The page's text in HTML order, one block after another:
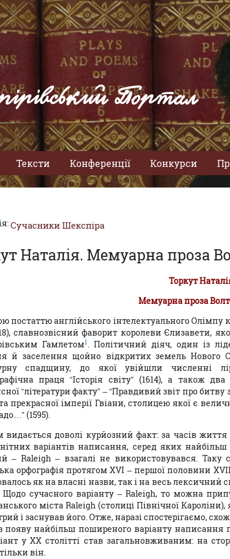
Портал
Тексти Конференції Конкурси
Сучасники Шекспіра
Наталія. Мемуарна проза
Торкут
Мемуарна проза
постаттю англійського інтелектуального Олімпу
славнозвісний фаворит королеви Єлизавети,
Гамлетом1. Політичний діяч, один із
й заселення щойно відкритих земель
спадщину, до якої увійшли численні
праця “Історія світу” (1614), а також
“літератури факту” – “Правдивий звіт про битву
прекрасної імперії Гвіани, столицею якої є
(1595).
видається доволі курйозний факт: за часів
варіантів написання, серед яких
– Raleigh – взагалі не використовувався.
орфографія протягом XVI – першої половини
як на власні назви, так і на весь лексичний
Щодо сучасного варіанту – Raleigh, то можна
міста Raleigh (столиці Північної
і заснував його. Отже, наразі спостерігаємо,
появу найбільш поширеного варіанту написання
у XX столітті став загальновживаним: на
він.